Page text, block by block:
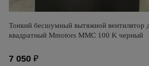
Тонкий бесшумный вытяжной вентилятор
квадратный Mmotors ММC 100 K черный
7 050 ₽